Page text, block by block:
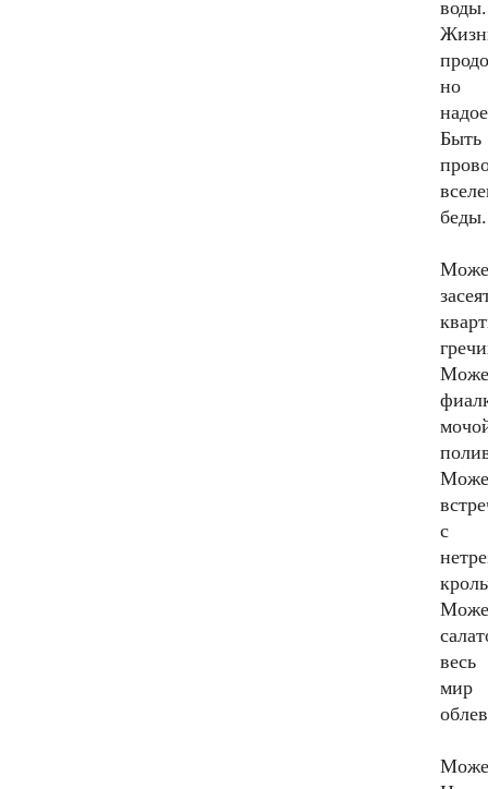
воды.
но
Быть
беды.
с
весь
мир